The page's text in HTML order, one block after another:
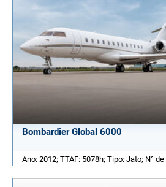
Bombardier Global 6000
Ano: 2012; TTAF: 5078h; Tipo: Jato; N°